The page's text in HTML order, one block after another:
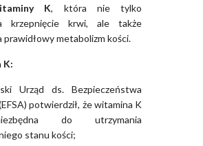
K, która nie tylko
krzepnięcie krwi, ale także
prawidłowy metabolizm kości.
K:
Urząd ds. Bezpieczeństwa
potwierdził, że witamina K
do utrzymania
stanu kości;